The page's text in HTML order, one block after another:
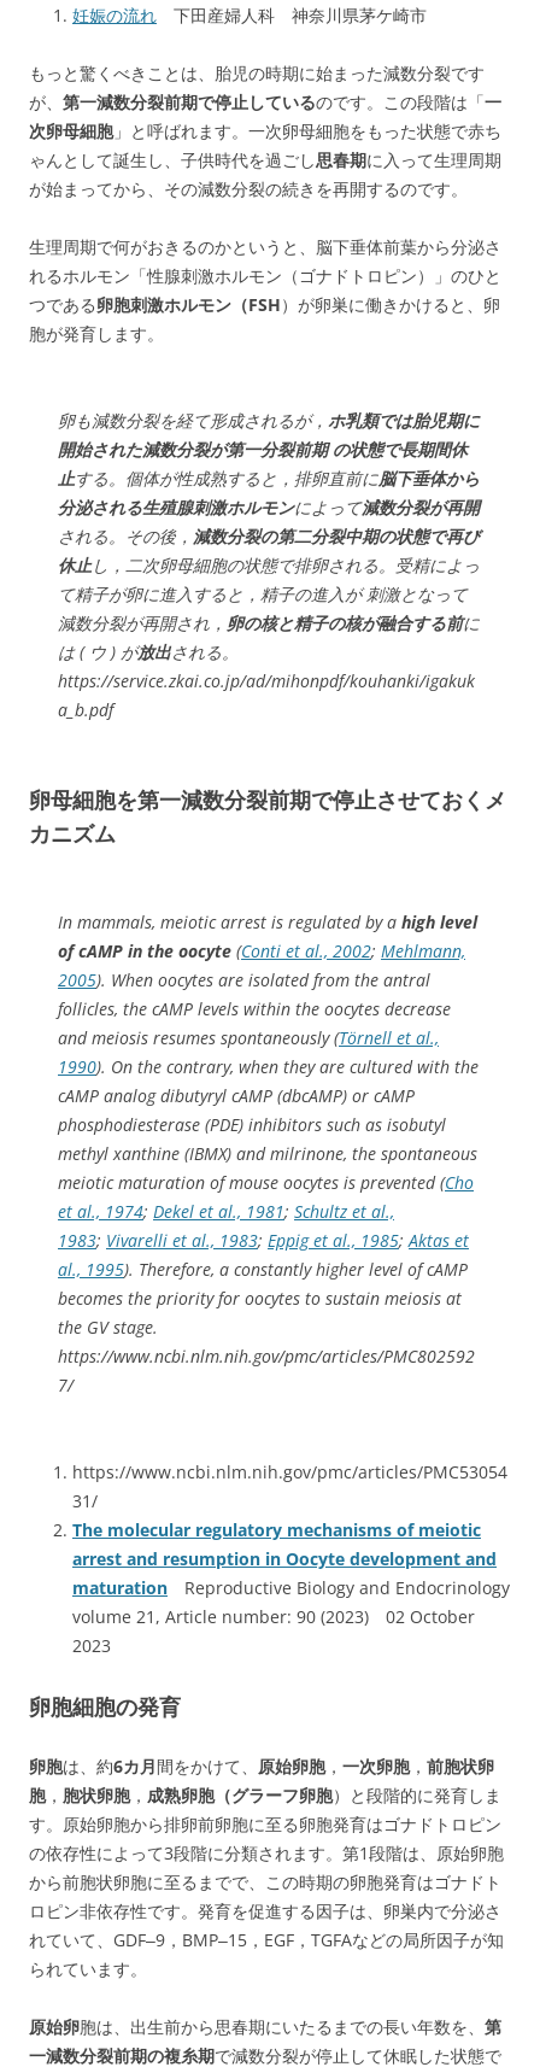
妊娠の流れ 下田産婦人科 神奈川県茅ケ崎市
もっと驚くべきことは、胎児の時期に始まった減数分裂です
が、 第一減数分裂前期で停止しているのです。この段階は「一
次卵母細胞」と呼ばれます。一次卵母細胞をもった状態で赤ち
ゃんとして誕生し、子供時代を過ごし思春期に入って生理周期
が始まってから、その減数分裂の続きを再開するのです。
生理周期で何がおきるのかというと、脳下垂体前葉から分泌さ
れるホルモン「性腺刺激ホルモン（ゴナドトロピン）」のひと
つである卵胞刺激ホルモン（FSH）が卵巣に働きかけると、卵
胞が発育します。
卵も減数分裂を経て形成されるが， ホ乳類では胎児期に
開始された減数分裂が第一分裂前期 の状態で長期間休
止する。個体が性成熟すると，排卵直前に脳下垂体から
分泌される生殖腺刺激ホルモンによって減数分裂が再開
される。その後， 減数分裂の第二分裂中期の状態で再び
休止し，二次卵母細胞の状態で排卵される。受精によっ
て精子が卵に進入すると，精子の進入が 刺激となって
減数分裂が再開され， 卵の核と精子の核が融合する前に
は ( ウ ) が放出される。
https://service.zkai.co.jp/ad/mihonpdf/kouhanki/igakuk
a_b.pdf
卵母細胞を第一減数分裂前期で停止させておくメ
カニズム
In mammals, meiotic arrest is regulated by a high level
of cAMP in the oocyte (Conti et al., 2002; Mehlmann,
2005). When oocytes are isolated from the antral
follicles, the cAMP levels within the oocytes decrease
and meiosis resumes spontaneously (Törnell et al.,
1990). On the contrary, when they are cultured with the
cAMP analog dibutyryl cAMP (dbcAMP) or cAMP
phosphodiesterase (PDE) inhibitors such as isobutyl
methyl xanthine (IBMX) and milrinone, the spontaneous
meiotic maturation of mouse oocytes is prevented (Cho
et al., 1974; Dekel et al., 1981; Schultz et al.,
1983; Vivarelli et al., 1983; Eppig et al., 1985;Aktas et
al., 1995). Therefore, a constantly higher level of cAMP
becomes the priority for oocytes to sustain meiosis at
the GV stage.
https://www.ncbi.nlm.nih.gov/pmc/articles/PMC802592
7/
https://www.ncbi.nlm.nih.gov/pmc/articles/PMC53054
31/
The molecular regulatory mechanisms of meiotic
arrest and resumption in Oocyte development and
maturation Reproductive Biology and Endocrinology
volume 21, Article number: 90 (2023) 02 October
2023
卵胞細胞の発育
卵胞は、約6カ月間をかけて、 原始卵胞， 一次卵胞， 前胞状卵
胞， 胞状卵胞， 成熟卵胞（グラーフ卵胞） と段階的に発育しま
す。原始卵胞から排卵前卵胞に至る卵胞発育はゴナ ド ト ロ ピン
の依存性によ って3段階に分類されます。第1段階は、 原始卵胞
から前胞状卵胞に至る ま でで、この時期の卵胞発育はゴナ ド ト
ロ ピン非依存性です。発育を促進する因子は、卵巣内で分泌さ
れていて、GDF‒9 ， BMP‒1 5 ， EGF ， TGFAなどの局所因子が知
られています。
原始卵胞は、出生前から思春期にいたるまでの長い年数を、 第
一減数分裂前期の複糸期で減数分裂が停止 して休眠した状態で